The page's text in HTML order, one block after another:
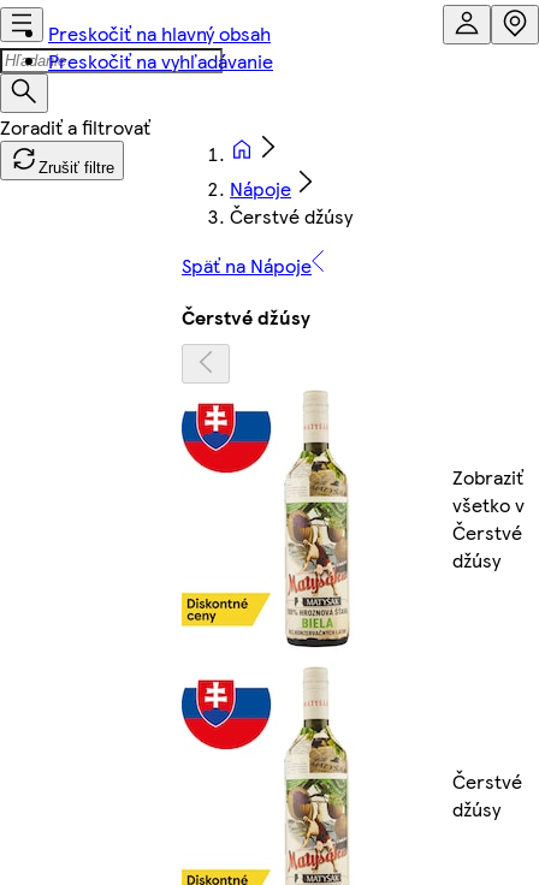
Preskočiť na hlavný obsah
Preskočiť na vyhľadávanie
Zrušiť filtre
Nápoje
Čerstvé džúsy
Späť na Nápoje
Čerstvé džúsy
Zobraziť
všetko v
Čerstvé
džúsy
Čerstvé
džúsy